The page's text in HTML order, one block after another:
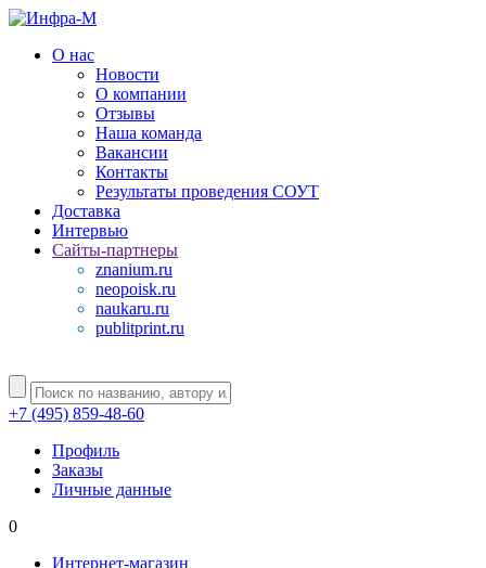
О нас
Новости
О компании
Отзывы
Наша команда
Вакансии
Контакты
Результаты проведения СОУТ
Доставка
Интервью
Сайты-партнеры
znanium.ru
neopoisk.ru
naukaru.ru
publitprint.ru
+7 (495) 859-48-60
Профиль
Заказы
Личные данные
0
Интернет-магазин